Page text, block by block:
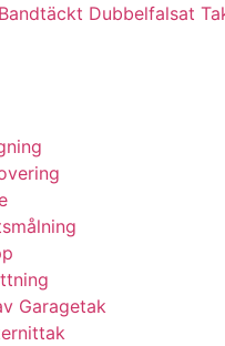
Dubbelfalsat
Garagetak